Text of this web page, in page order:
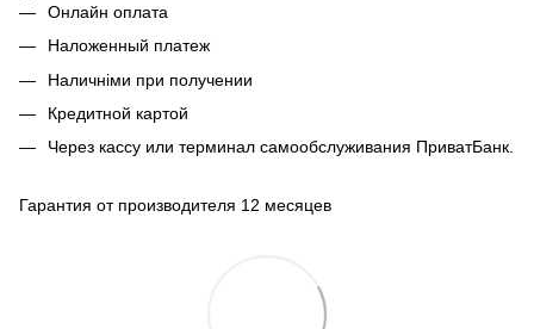
Онлайн оплата
Наложенный платеж
Наличніми при получении
Кредитной картой
Через кассу или терминал самообслуживания ПриватБанк.
Гарантия от производителя 12 месяцев